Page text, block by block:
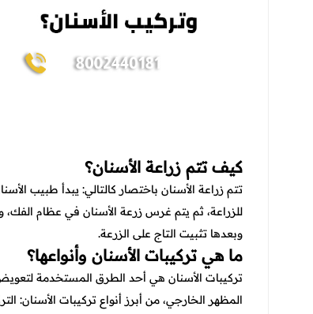
كيف تتم زراعة الأسنان؟
تتم زراعة الأسنان باختصار كالتالي: يبدأ طبيب
للزراعة، ثم يتم غرس زرعة الأسنان في عظام الفك،
وبعدها تثبيت التاج على الزرعة.
ما هي تركيبات الأسنان وأنواعها؟
تركيبات الأسنان هي أحد الطرق المستخدمة
المظهر الخارجي، من أبرز أنواع تركيبات الأسنان: